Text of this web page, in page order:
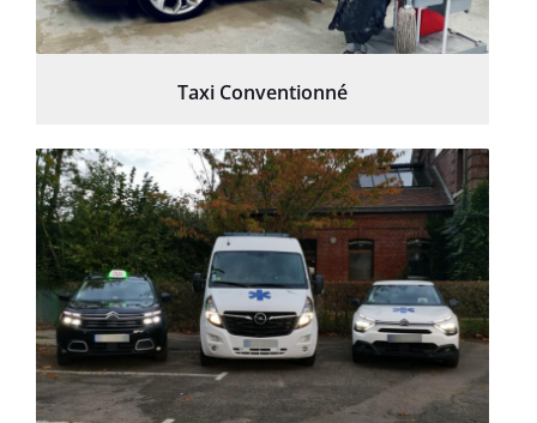
Taxi Conventionné